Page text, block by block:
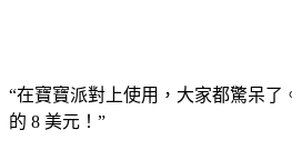
“在寶寶派對上使用，大家都驚呆了
的 8 美元！ ”